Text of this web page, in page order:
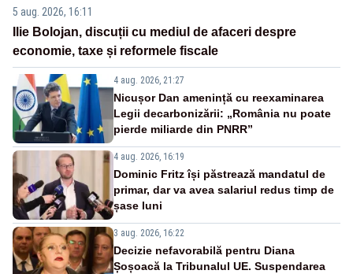
5 aug. 2026, 16:11
Ilie Bolojan, discuții cu mediul de afaceri despre
economie, taxe și reformele fiscale
4 aug. 2026, 21:27
Nicușor Dan amenință cu reexaminarea
Legii decarbonizării: „România nu poate
pierde miliarde din PNRR”
4 aug. 2026, 16:19
Dominic Fritz își păstrează mandatul de
primar, dar va avea salariul redus timp de
șase luni
3 aug. 2026, 16:22
Decizie nefavorabilă pentru Diana
Șoșoacă la Tribunalul UE. Suspendarea